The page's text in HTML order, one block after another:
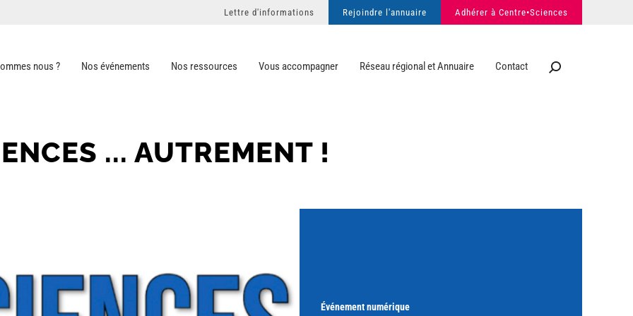
nous ? Nos événements Nos ressources Vous accompagner Réseau régional et Annuaire Contact
Lettre d'informations Rejoindre l'annuaire Adhérer à Centre•Sciences
... AUTREMENT !
Événement numérique